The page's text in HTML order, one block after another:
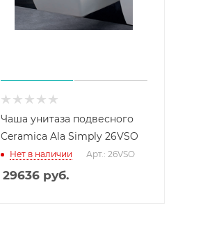
Чаша унитаза подвесного
Ceramica Ala Simply 26VSO
Нет в наличии Арт.: 26VSO
29636руб.